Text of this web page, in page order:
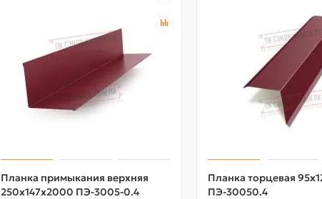
Планка примыкания верхняя
250х147х2000 ПЭ-3005-0.4
Планка торцевая
ПЭ-30050.4